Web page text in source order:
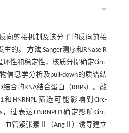
反向剪接机制及该分子的反向剪接
生的。 方法Sanger测序和RNase R
环性和稳定性，核质分提确定Circ-
信息学分析及pull-down的质谱结
结合的RNA结合蛋白（RBPs）。敲
和HNRNPL筛选可能影响到Circ-
，过表达HNRNPH1确定影响Circ-
。血管紧张素Ⅱ（AngⅡ）诱导建立